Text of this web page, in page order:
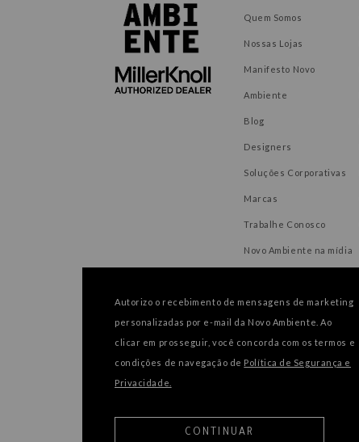
Quem Somos
Nossas Lojas
Manifesto Novo
Ambiente
Blog
Designers
Soluções Corporativas
Marcas
Trabalhe Conosco
Novo Ambiente na mídia
FORMAS DE PAGAMENTO
Autorizo o recebimento de mensagens de marketing
personalizadas por e-mail da Novo Ambiente. Ao
clicar em prosseguir, você concorda com os termos e
condições de navegação de Política de Segurança e
Privacidade.
CONTINUAR